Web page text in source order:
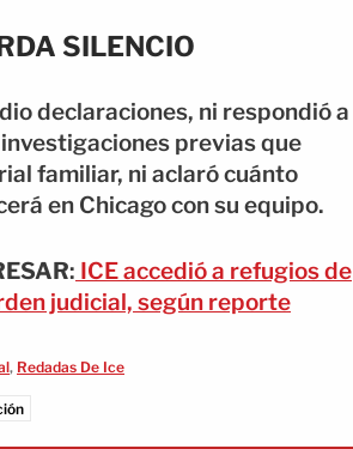
SILENCIO
declaraciones, ni respondió a
previas que
familiar, ni aclaró cuánto
en Chicago con su equipo.
: ICE accedió a refugios de
judicial, según reporte
, Redadas De Ice